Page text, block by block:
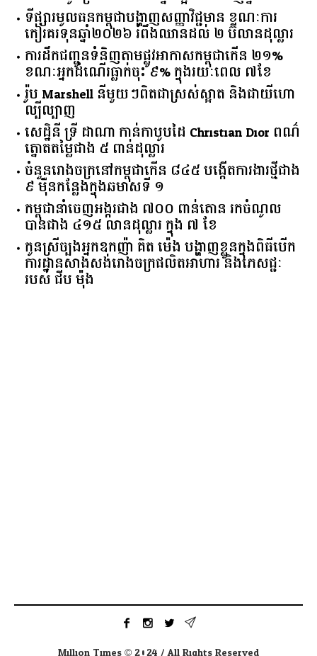
ទីផ្សារ​មូលធន​កម្ពុជា​បង្ហាញ​សញ្ញា​វិជ្ជមាន​ ​ខណៈ​ការ​
កៀរគរ​ទុន​ឆ្នាំ​២០២៦​ ​រំពឹង​ឈានដល់​ ​២​ ​ប៊ីលាន​ដុល្លារ​
ការដឹកជញ្ជូនទំនិញតាមផ្លូវអាកាសកម្ពុជាកើន ២១%
ខណៈអ្នកដំណើរធ្លាក់ចុះ ៩% ក្នុងរយៈពេល ៧ខែ
រ៉ូប Marshell នីមួយៗពិតជាស្រស់ស្អាត និងជាយីហោ
ល្បីល្បាញ
សេដ្ឋិនី ទ្រី ដាណា កាន់កាបូបដៃ Christian Dior ពណ៌
ត្នោតតម្លៃជាង ៥ ពាន់ដុល្លារ
ចំនួន​រោងចក្រ​នៅ​កម្ពុជា​កើន​ ​៨៤៥​ ​បង្កើត​ការងារ​ថ្មី​ជាង​
​៩​ ​ម៉ឺន​កន្លែង​ក្នុង​ឆមាស​ទី ​១​
កម្ពុជានាំចេញអង្ករជាង ៧០០ ពាន់តោន រកចំណូល
បានជាង ៤១៥ លានដុល្លារ ក្នុង ៧ ខែ
កូនស្រីច្បងអ្នកឧកញ៉ា គិត ម៉េង បង្ហាញខ្លួនក្នុងពិធីបើក
ការដ្ឋានសាងសង់រោងចក្រផលិតអាហារ និងភេសជ្ជៈ
របស់ ជីប ម៉ុង